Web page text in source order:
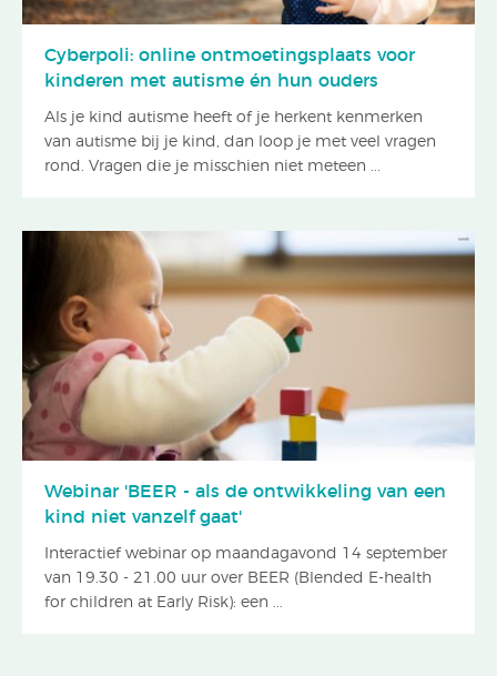
Cyberpoli: online ontmoetingsplaats voor
kinderen met autisme én hun ouders
Als je kind autisme heeft of je herkent kenmerken
van autisme bij je kind, dan loop je met veel vragen
rond. Vragen die je misschien niet meteen ...
Webinar 'BEER - als de ontwikkeling van een
kind niet vanzelf gaat'
Interactief webinar op maandagavond 14 september
van 19.30 - 21.00 uur over BEER (Blended E-health
for children at Early Risk): een ...